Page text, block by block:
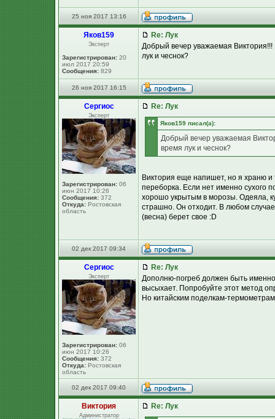
25 ноя 2017 13:16
Яков159
Эксперт
Зарегистрирован: 20
июл 2017 20:59
Сообщения: 829
Re: Лук
Добрый вечер уважаемая Виктория!!!
лук и чеснок?
26 ноя 2017 16:15
Сергиос
Эксперт
Зарегистрирован: 06
июн 2017 10:26
Сообщения: 372
Откуда: Ростовская
область
Re: Лук
Яков159 писал(а):
Добрый вечер уважаемая
время лук и чеснок?
Виктория еще напишет, но я храню и
переборка. Если нет именно сухого
хорошо укрытым в морозы. Одеяла,
страшно. Он отходит. В любом
(весна) берет свое :D
02 дек 2017 09:34
Сергиос
Эксперт
Зарегистрирован: 06
июн 2017 10:26
Сообщения: 372
Откуда: Ростовская
область
Re: Лук
Дополню-погреб должен быть именно
высыхает. Попробуйте этот метод
Но китайским поделкам-
02 дек 2017 09:40
Виктория
Администратор
Re: Лук